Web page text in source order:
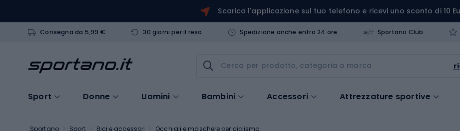
Scarica l'applicazione sul tuo telefono e ricevi uno sconto di 10
Consegna da 5,99 € 30 giorni per il reso Spedizione anche entro 24 ore Sportano Club
Sport Donne Uomini Bambini Accessori Attrezzature sportive
Sportano Sport Bici e accessori Occhiali e maschere per ciclismo